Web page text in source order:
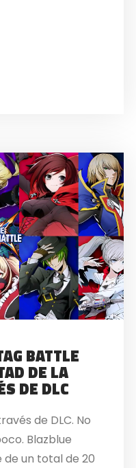
BATTLE
DE LA
DE DLC
de DLC. No
Blazblue
de un total de 20